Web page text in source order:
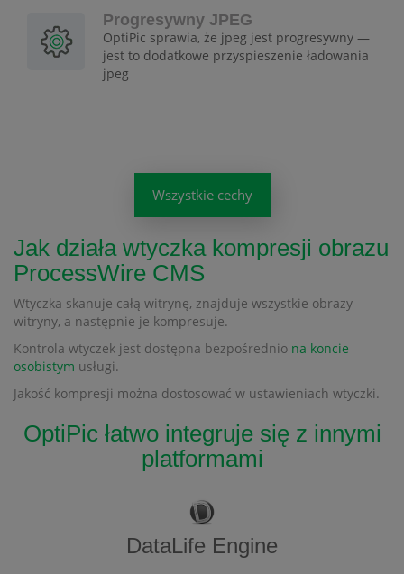
Progresywny JPEG
OptiPic sprawia, że jpeg jest progresywny —
jest to dodatkowe przyspieszenie ładowania
jpeg
Wszystkie cechy
Jak działa wtyczka kompresji obrazu
ProcessWire CMS
Wtyczka skanuje całą witrynę, znajduje wszystkie obrazy
witryny, a następnie je kompresuje.
Kontrola wtyczek jest dostępna bezpośrednio na koncie
osobistym usługi.
Jakość kompresji można dostosować w ustawieniach wtyczki.
OptiPic łatwo integruje się z innymi
platformami
DataLife Engine